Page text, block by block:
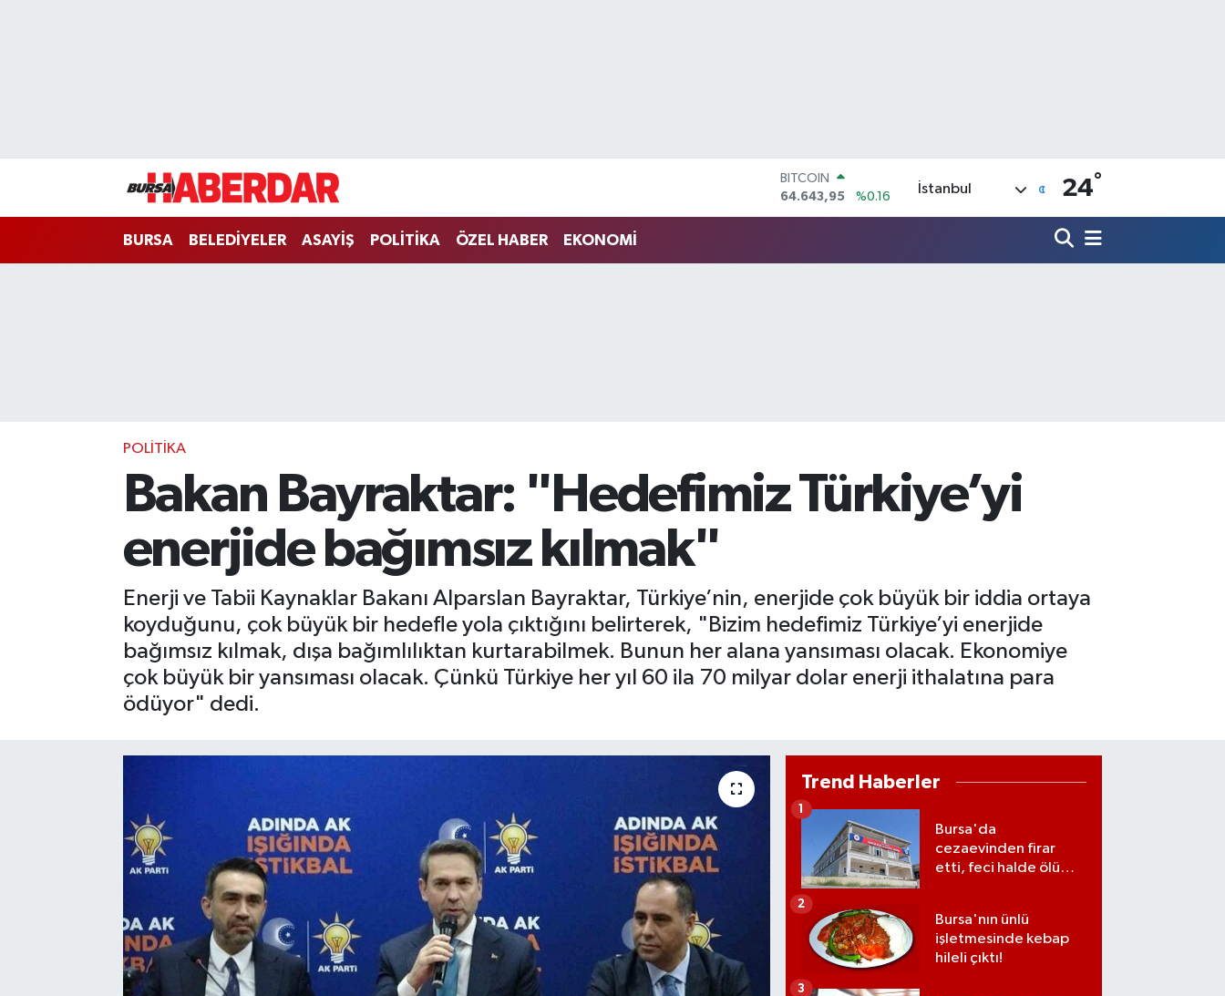
DOLAR
47,6704
%0
EURO
İstanbul 24°
BURSA BELEDİYELER ASAYİŞ POLİTİKA ÖZEL HABER EKONOMİ
POLİTİKA
Bakan Bayraktar: "Hedefimiz Türkiye’yi
enerjide bağımsız kılmak"
Enerji ve Tabii Kaynaklar Bakanı Alparslan Bayraktar, Türkiye’nin, enerjide çok büyük bir iddia ortaya
koyduğunu, çok büyük bir hedefle yola çıktığını belirterek, "Bizim hedefimiz Türkiye’yi enerjide
bağımsız kılmak, dışa bağımlılıktan kurtarabilmek. Bunun her alana yansıması olacak. Ekonomiye
çok büyük bir yansıması olacak. Çünkü Türkiye her yıl 60 ila 70 milyar dolar enerji ithalatına para
ödüyor" dedi.
Trend Haberler
Bursa'da
cezaevinden firar
etti, feci halde ölü
1
Bursa'nın ünlü
işletmesinde kebap
hileli çıktı!
2
3
Tüm Manşetler